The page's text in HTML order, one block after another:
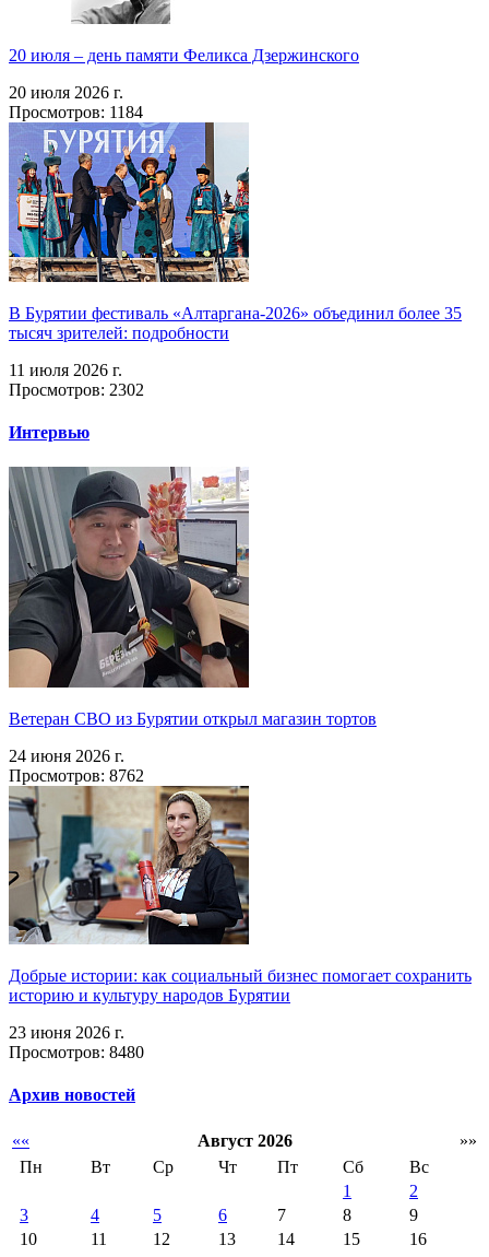
20 июля – день памяти Феликса Дзержинского
20 июля 2026 г.
Просмотров: 1184
В Бурятии фестиваль «Алтаргана-2026» объединил более 35
тысяч зрителей: подробности
11 июля 2026 г.
Просмотров: 2302
Интервью
Ветеран СВО из Бурятии открыл магазин тортов
24 июня 2026 г.
Просмотров: 8762
Добрые истории: как социальный бизнес помогает сохранить
историю и культуру народов Бурятии
23 июня 2026 г.
Просмотров: 8480
Архив новостей
«« Август 2026
»»
Пн
Вт Ср Чт Пт Сб
Вс
1
2
3
4 5 6 7 8
9
10
11 12 13 14 15
16